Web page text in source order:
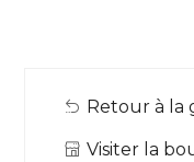
Retour à la
Visiter la